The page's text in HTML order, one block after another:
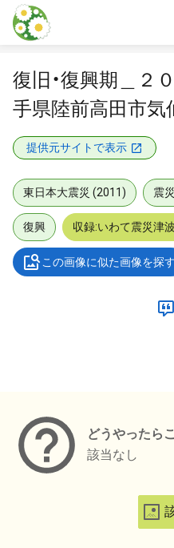
本文に飛ぶ
復旧・復興期＿２
手県陸前高田市気
提供元サイトで表示
東日本大震災 (2011) 震
復興 収録:いわて震災津
この画像に似た画像を探す
どうやったら
該当なし